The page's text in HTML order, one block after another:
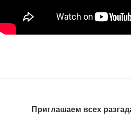
Приглашаем всех